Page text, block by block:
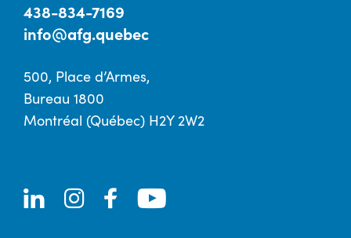
438-834-7169
info@afg.quebec
500, Place d’Armes,
Bureau 1800
Montréal (Québec) H2Y 2W2